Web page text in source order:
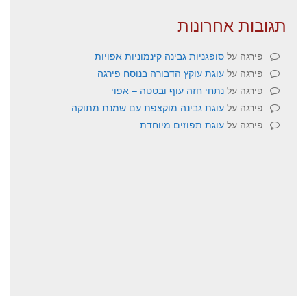
תגובות אחרונות
פירגה על סופגניות גבינה קינמוניות אפויות
פירגה על עוגת עוקץ הדבורה בנוסח פירגה
פירגה על נתחי חזה עוף ובטטה – אפוי
פירגה על עוגת גבינה מוקצפת עם שמנת מתוקה
פירגה על עוגת תפוזים מיוחדת